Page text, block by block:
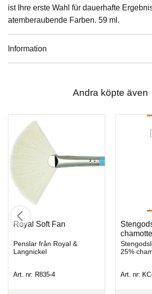
ist Ihre erste Wahl für dauerhafte
atemberaubende Farben. 59 ml.
Information
Andra köpte även
Royal Soft Fan
Penslar från Royal &
Langnickel
Art. nr: R835-4
25%
Art. nr: